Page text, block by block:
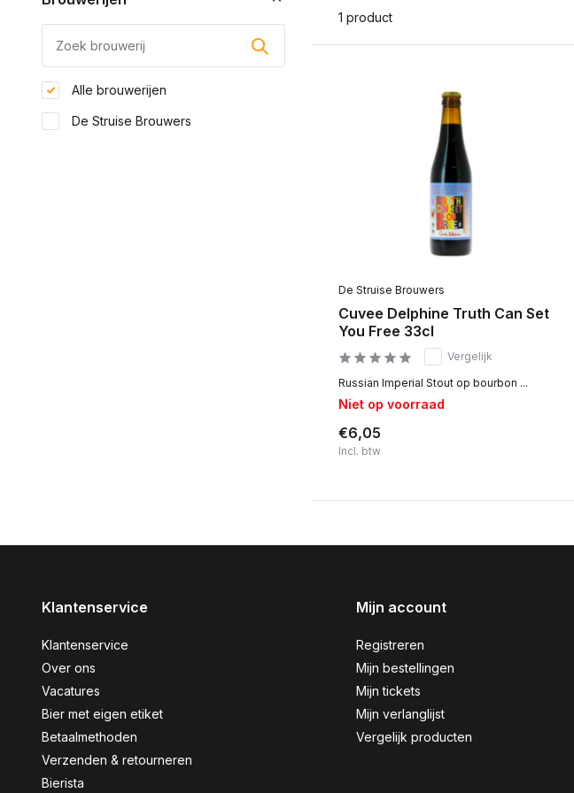
Alle brouwerijen
De Struise Brouwers
1 product
De Struise Brouwers
Cuvee Delphine Truth Can Set
You Free 33cl
Vergelijk
Russian Imperial Stout op bourbon ...
Niet op voorraad
€6,05
Incl. btw
Klantenservice
Klantenservice
Over ons
Vacatures
Bier met eigen etiket
Betaalmethoden
Verzenden & retourneren
Bierista
Mijn account
Registreren
Mijn bestellingen
Mijn tickets
Mijn verlanglijst
Vergelijk producten